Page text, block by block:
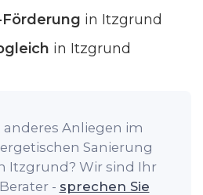
in Itzgrund
in Itzgrund
anderes Anliegen im
Sanierung
Itzgrund? Wir sind Ihr
- sprechen Sie